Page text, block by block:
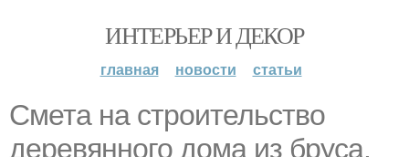
ИНТЕРЬЕР И ДЕКОР
главная новости статьи
Смета на строительство
деревянного дома из бруса.